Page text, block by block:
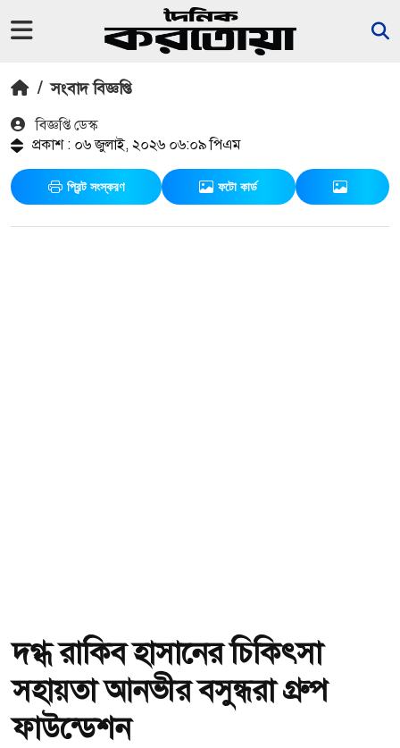
/ সংবাদ বিজ্ঞপ্তি
বিজ্ঞপ্তি ডেস্ক
প্রকাশ : ০৬ জুলাই, ২০২৬ ০৬:০৯ পিএম
প্রিন্ট সংস্করণ ফটো কার্ড
দগ্ধ রাকিব হাসানের চিকিৎসা
সহায়তা আনভীর বসুন্ধরা গ্রুপ
ফাউন্ডেশন